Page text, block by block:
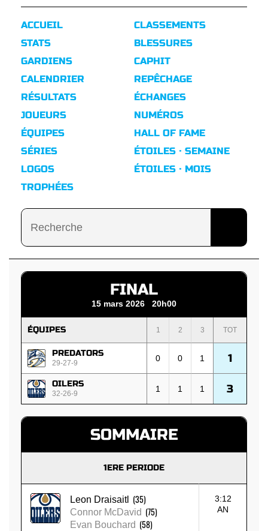
ACCUEIL
STATS
GARDIENS
CALENDRIER
RÉSULTATS
CLASSEMENTS
BLESSURES
CAPHIT
REPÊCHAGE
ÉCHANGES
JOUEURS
ÉQUIPES
SÉRIES
LOGOS
TROPHÉES
NUMÉROS
HALL OF FAME
ÉTOILES · SEMAINE
ÉTOILES · MOIS
FINAL
15 mars 2026 20h00
ÉQUIPES 1 2 3 TOT
PREDATORS
29-27-9 0 0 1 1
OILERS
32-26-9 1 1 1 3
SOMMAIRE
1ERE PERIODE
Leon Draisaitl (35)
Connor McDavid (75)
Evan Bouchard (58)
3:12
AN